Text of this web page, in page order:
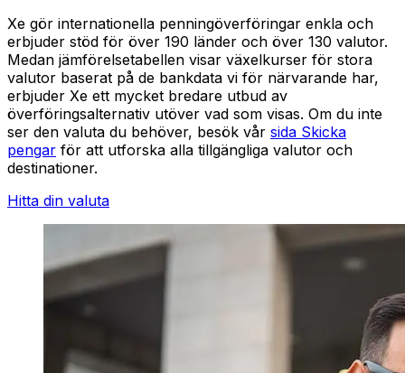
Xe gör internationella penningöverföringar enkla och
erbjuder stöd för över 190 länder och över 130 valutor.
Medan jämförelsetabellen visar växelkurser för stora
valutor baserat på de bankdata vi för närvarande har,
erbjuder Xe ett mycket bredare utbud av
överföringsalternativ utöver vad som visas. Om du inte
ser den valuta du behöver, besök vår sida Skicka
pengar för att utforska alla tillgängliga valutor och
destinationer.
Hitta din valuta